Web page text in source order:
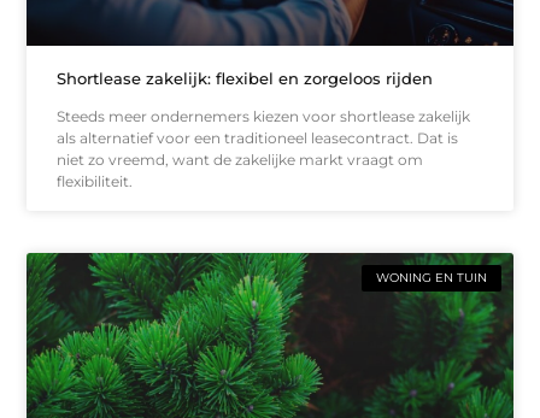
Shortlease zakelijk: flexibel en zorgeloos rijden
Steeds meer ondernemers kiezen voor shortlease zakelijk
als alternatief voor een traditioneel leasecontract. Dat is
niet zo vreemd, want de zakelijke markt vraagt om
flexibiliteit.
WONING EN TUIN